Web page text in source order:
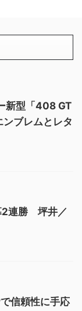
新型「408 GT
ブレムとレタ
2連勝 坪井／
信頼性に手応